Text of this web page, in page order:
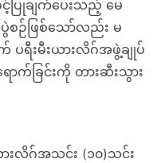
ပြုချက်ပေးသည့် မေ
စဉ်ဖြစ်သော်လည်း မ
ပရီးမီးယားလိဂ်အဖွဲ့ချုပ်
ာက်ခြင်းကို တားဆီးသွား
းလိဂ်အသင်း (၁၀)သင်း